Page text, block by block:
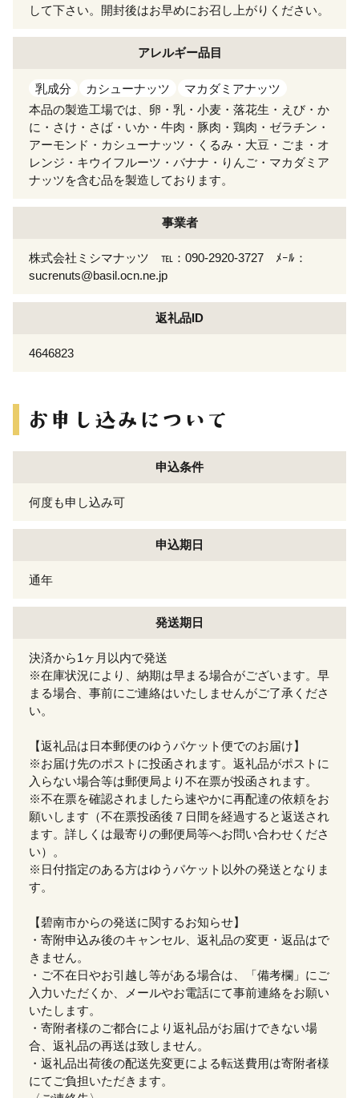
して下さい。開封後はお早めにお召し上がりください。
アレルギー品目
乳成分 カシューナッツ
マカダミアナッツ
本品の製造工場では、卵・乳・小麦・落花生・えび・か
に・さけ・さば・いか・牛肉・豚肉・鶏肉・ゼラチン・
アーモンド・カシューナッツ・くるみ・大豆・ごま・オ
レンジ・キウイフルーツ・バナナ・りんご・マカダミア
ナッツを含む品を製造しております。
事業者
株式会社ミシマナッツ ℡：090-2920-3727 ﾒｰﾙ：
sucrenuts@basil.ocn.ne.jp
返礼品ID
4646823
申込条件
何度も申し込み可
申込期日
通年
発送期日
決済から1ヶ月以内で発送
※在庫状況により、納期は早まる場合がございます。早
まる場合、事前にご連絡はいたしませんがご了承くださ
い。
【返礼品は日本郵便のゆうパケット便でのお届け】
※お届け先のポストに投函されます。返礼品がポストに
入らない場合等は郵便局より不在票が投函されます。
※不在票を確認されましたら速やかに再配達の依頼をお
願いします（不在票投函後７日間を経過すると返送され
ます。詳しくは最寄りの郵便局等へお問い合わせくださ
い）。
※日付指定のある方はゆうパケット以外の発送となりま
す。
【碧南市からの発送に関するお知らせ】
・寄附申込み後のキャンセル、返礼品の変更・返品はで
きません。
・ご不在日やお引越し等がある場合は、「備考欄」にご
入力いただくか、メールやお電話にて事前連絡をお願い
いたします。
・寄附者様のご都合により返礼品がお届けできない場
合、返礼品の再送は致しません。
・返礼品出荷後の配送先変更による転送費用は寄附者様
にてご負担いただきます。